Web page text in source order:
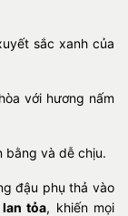
sắc xanh của
với hương nấm
bằng và dễ chịu.
đậu phụ thả vào
tỏa, khiến mọi